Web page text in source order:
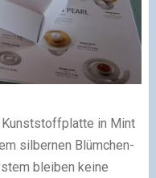
Kunststoffplatte in Mint
silbernen Blümchen-
bleiben keine